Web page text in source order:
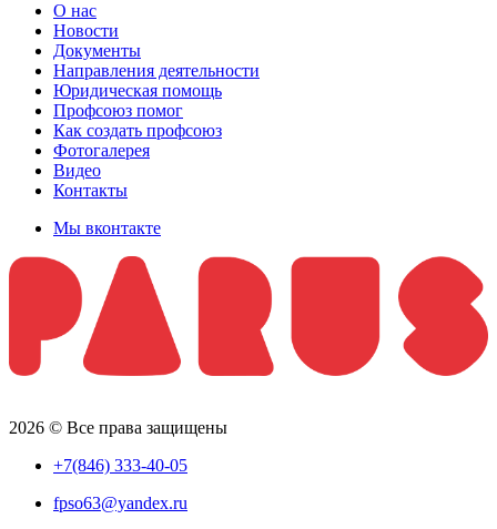
О нас
Новости
Документы
Направления деятельности
Юридическая помощь
Профсоюз помог
Как создать профсоюз
Фотогалерея
Видео
Контакты
Мы вконтакте
2026 © Все права защищены
+7(846) 333-40-05
fpso63@yandex.ru